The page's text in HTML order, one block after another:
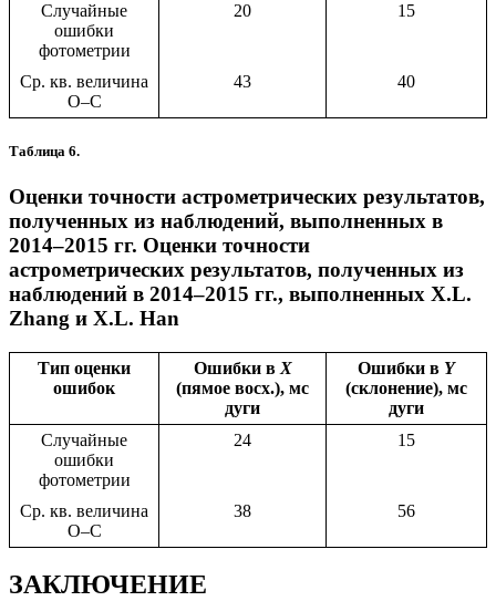
Случайные
ошибки
фотометрии
20 15
Ср. кв. величина
O–C
43 40
Таблица 6.
Оценки точности астрометрических результатов,
полученных из наблюдений, выполненных в
2014–2015 гг. Оценки точности
астрометрических результатов, полученных из
наблюдений в 2014–2015 гг., выполненных X.L.
Zhang и X.L. Han
Тип оценки
ошибок
Ошибки в X
(пямое восх.), мс
дуги
Ошибки в Y
(склонение), мс
дуги
Случайные
ошибки
фотометрии
24 15
Ср. кв. величина
O–C
38 56
ЗАКЛЮЧЕНИЕ